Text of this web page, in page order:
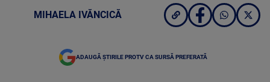
MIHAELA IVĂNCICĂ
ADAUGĂ ȘTIRILE PROTV CA SURSĂ PREFERATĂ